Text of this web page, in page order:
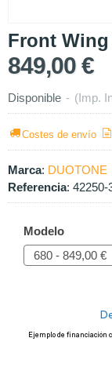
Front
849,00 €
Disponible - (Imp.
Costes de envío
Marca: DUOTONE
Referencia: 42250-
Modelo